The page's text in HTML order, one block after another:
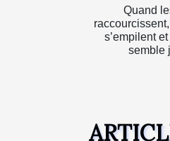
Quand
s’empilent
semble